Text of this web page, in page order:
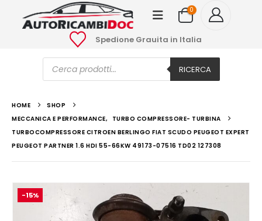
0
Spedione Grauita in Italia
Ricerca
prodotti RICERCA
HOME
SHOP
MECCANICA E PERFORMANCE,
TURBO COMPRESSORE- TURBINA
TURBOCOMPRESSORE CITROEN BERLINGO FIAT SCUDO PEUGEOT EXPERT
PEUGEOT PARTNER 1.6 HDI 55-66KW 49173-07516 TD02 127308
-15%